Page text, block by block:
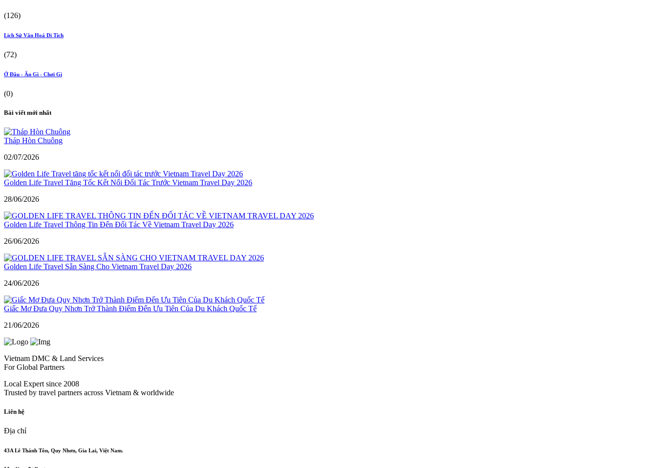
(126)
Lịch Sử Văn Hoá Di Tích
(72)
Ở Đâu - Ăn Gì - Chơi Gì
(0)
Bài viết mới nhất
Tháp Hòn Chuông
02/07/2026
Golden Life Travel Tăng Tốc Kết Nối Đối Tác Trước Vietnam Travel Day 2026
28/06/2026
Golden Life Travel Thông Tin Đến Đối Tác Về Vietnam Travel Day 2026
26/06/2026
Golden Life Travel Sẵn Sàng Cho Vietnam Travel Day 2026
24/06/2026
Giấc Mơ Đưa Quy Nhơn Trở Thành Điểm Đến Ưu Tiên Của Du Khách Quốc Tế
21/06/2026
Vietnam DMC & Land Services
For Global Partners
Local Expert since 2008
Trusted by travel partners across Vietnam & worldwide
Liên hệ
Địa chỉ
43A Lê Thánh Tôn, Quy Nhơn, Gia Lai, Việt Nam.